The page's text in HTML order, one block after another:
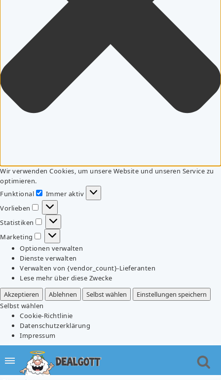
Wir verwenden Cookies, um unsere Website und unseren Service zu
optimieren.
Funktional
Funktional
Immer aktiv
Vorlieben
Vorlieben
Statistiken
Statistiken
Marketing
Marketing
Optionen verwalten
Dienste verwalten
Verwalten von {vendor_count}-Lieferanten
Lese mehr über diese Zwecke
Akzeptieren
Ablehnen Selbst wählen
Einstellungen speichern
Selbst wählen
Cookie-Richtlinie
Datenschutzerklärung
Impressum